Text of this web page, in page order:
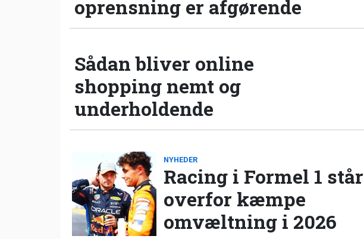
oprensning er afgørende
Sådan bliver online
shopping nemt og
underholdende
NYHEDER
Racing i Formel 1 står
overfor kæmpe
omvæltning i 2026